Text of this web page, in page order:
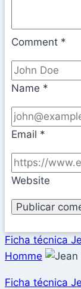
Comment *
Name *
Email *
Website
Ficha técnica
Homme
Ficha técnica